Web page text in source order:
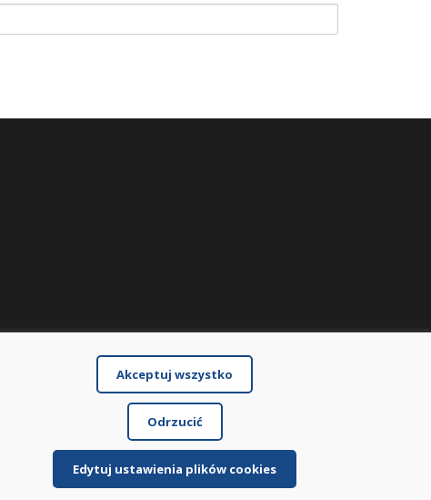
Akceptuj wszystko
Odrzucić
Edytuj ustawienia plików cookies